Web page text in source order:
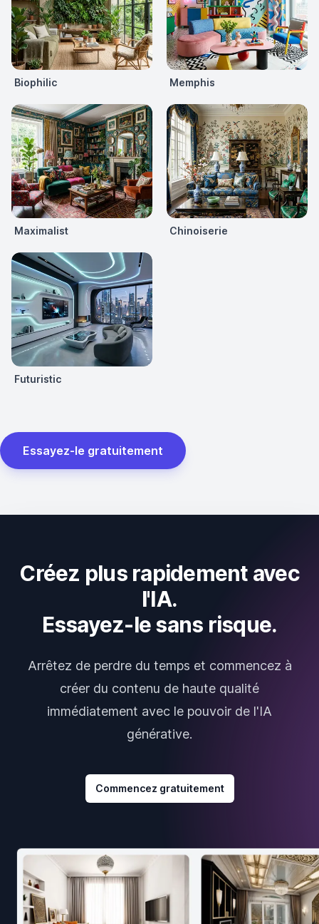
Biophilic Memphis
Maximalist Chinoiserie
Futuristic
Essayez-le gratuitement
Créez plus rapidement avec
l'IA.
Essayez-le sans risque.
Arrêtez de perdre du temps et commencez à
créer du contenu de haute qualité
immédiatement avec le pouvoir de l'IA
générative.
Commencez gratuitement